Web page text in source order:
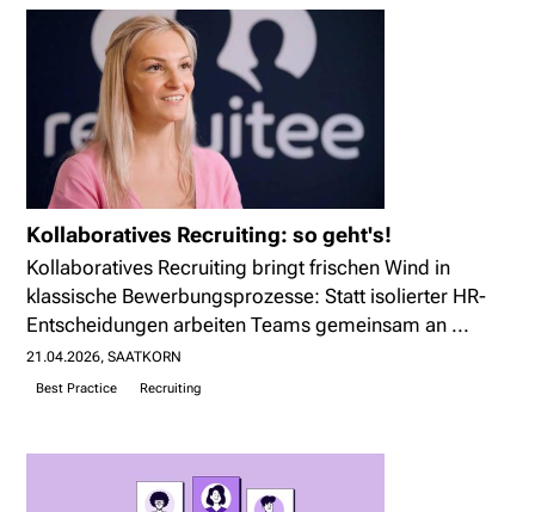
Kollaboratives Recruiting: so geht's!
Kollaboratives Recruiting bringt frischen Wind in
klassische Bewerbungsprozesse: Statt isolierter HR-
Entscheidungen arbeiten Teams gemeinsam an ...
21.04.2026 SAATKORN
Best Practice Recruiting